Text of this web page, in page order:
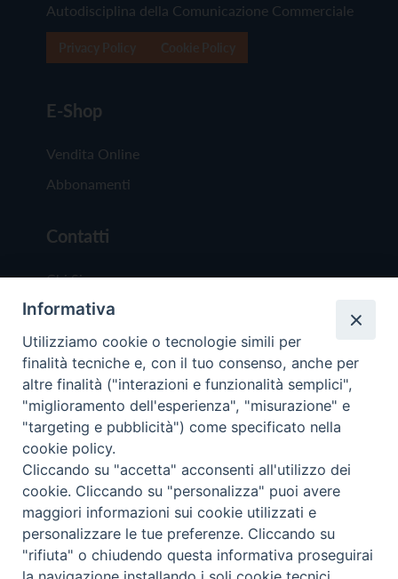
Autodisciplina della Comunicazione Commerciale
E-Shop
Vendita Online
Abbonamenti
Contatti
Chi Siamo
Redazione
Scrivici
Copyright © 2019 - Tutti i diritti riservati - Vita
Trentina Editrice
Privacy Policy
Torna
Informativa
Utilizziamo cookie o tecnologie simili per
finalità tecniche e, con il tuo consenso, anche per
altre finalità ("interazioni e funzionalità semplici",
"miglioramento dell'esperienza", "misurazione" e
"targeting e pubblicità") come specificato nella
cookie policy.
Cliccando su "accetta" acconsenti all'utilizzo dei
cookie. Cliccando su "personalizza" puoi avere
maggiori informazioni sui cookie utilizzati e
personalizzare le tue preferenze. Cliccando su
"rifiuta" o chiudendo questa informativa proseguirai